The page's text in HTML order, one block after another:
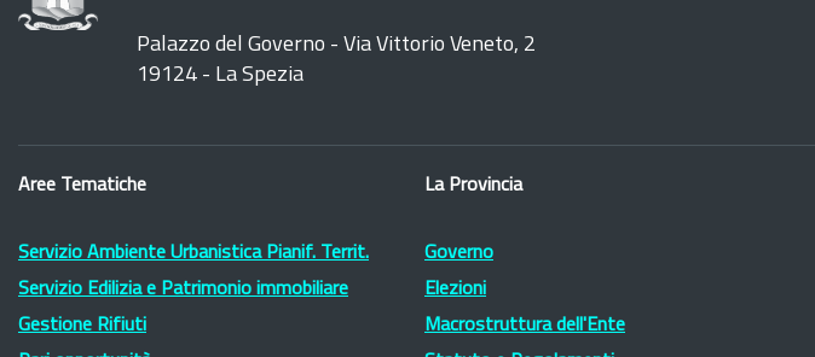
Palazzo del Governo - Via Vittorio Veneto, 2
19124 - La Spezia
Aree Tematiche
Servizio Ambiente Urbanistica Pianif. Territ.
Servizio Edilizia e Patrimonio immobiliare
Gestione Rifiuti
La Provincia
Governo
Elezioni
Macrostruttura dell'Ente